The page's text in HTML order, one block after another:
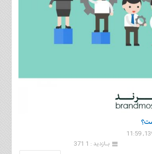
بـازدید : 1 371